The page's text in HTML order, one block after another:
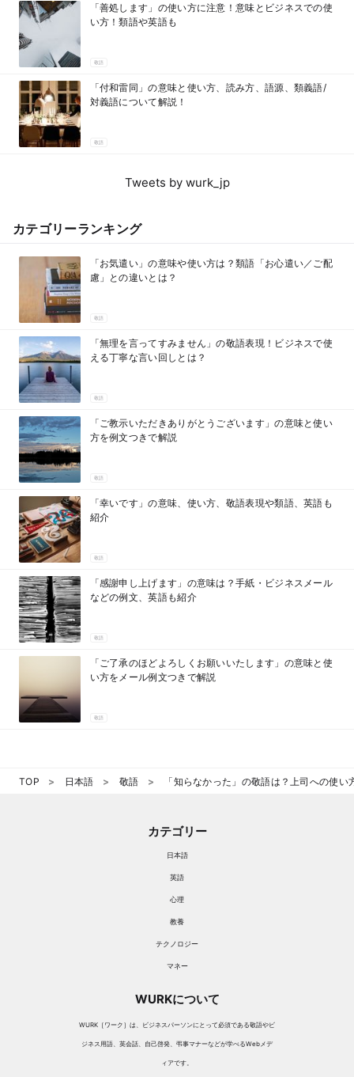
「善処します」の使い方に注意！意味とビジネスでの使
い方！類語や英語も
敬語
「付和雷同」の意味と使い方、読み方、語源、類義語/
対義語について解説！
敬語
Tweets by wurk_jp
カテゴリーランキング
「お気遣い」の意味や使い方は？類語「お心遣い／ご配
慮」との違いとは？
敬語
「無理を言ってすみません」の敬語表現！ビジネスで使
える丁寧な言い回しとは？
敬語
「ご教示いただきありがとうございます」の意味と使い
方を例文つきで解説
敬語
「幸いです」の意味、使い方、敬語表現や類語、英語も
紹介
敬語
「感謝申し上げます」の意味は？手紙・ビジネスメール
などの例文、英語も紹介
敬語
「ご了承のほどよろしくお願いいたします」の意味と使
い方をメール例文つきで解説
敬語
TOP 日本語 敬語 「知らなかった」の敬語は？上司への使
カテゴリー
日本語
英語
心理
教養
テクノロジー
マネー
WURKについて
WURK［ワーク］は、ビジネスパーソンにとって必須である敬語やビ
ジネス用語、英会話、自己啓発、弔事マナーなどが学べるWebメデ
ィアです。